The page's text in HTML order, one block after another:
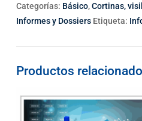
Categorías: Básico,Cortinas,
Informes y Dossiers Etiqueta:
Productos